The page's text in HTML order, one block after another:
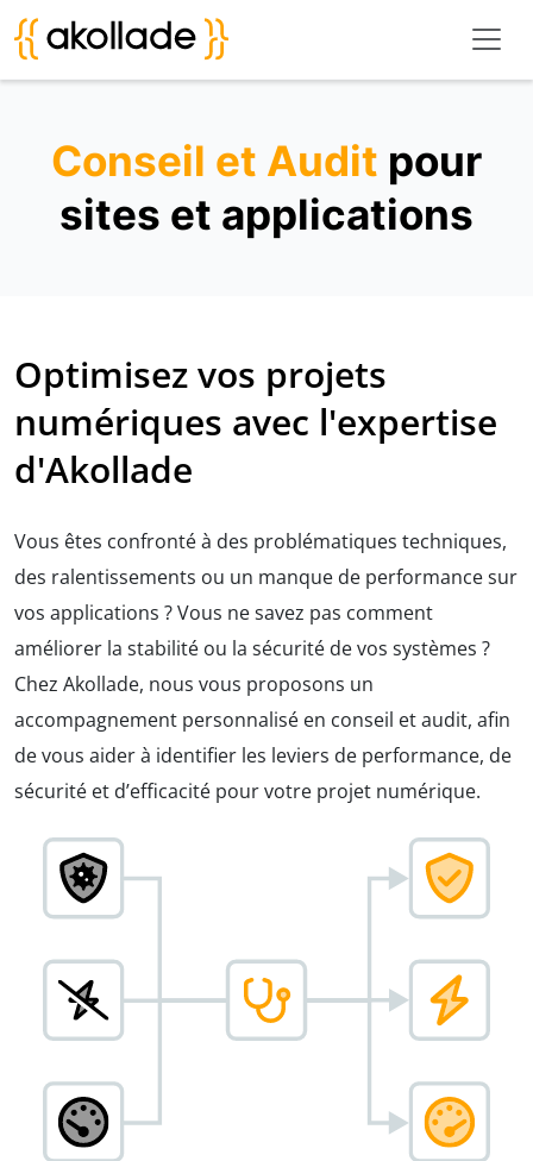
Conseil et Audit pour
sites et applications
Optimisez vos projets
numériques avec l'expertise
d'Akollade
Vous êtes confronté à des problématiques techniques,
des ralentissements ou un manque de performance sur
vos applications ? Vous ne savez pas comment
améliorer la stabilité ou la sécurité de vos systèmes ?
Chez Akollade, nous vous proposons un
accompagnement personnalisé en conseil et audit, afin
de vous aider à identifier les leviers de performance, de
sécurité et d’efficacité pour votre projet numérique.